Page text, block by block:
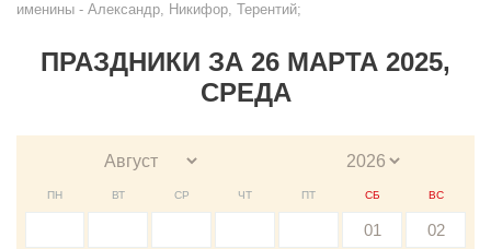
именины - Александр, Никифор, Терентий;
ПРАЗДНИКИ ЗА 26 МАРТА 2025,
СРЕДА
ПН ВТ СР ЧТ ПТ СБ ВС
01 02